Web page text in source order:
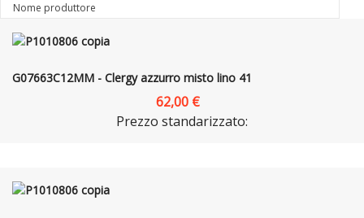
Nome produttore
G07663C12MM - Clergy azzurro misto lino 41
62,00 €
Prezzo standarizzato: